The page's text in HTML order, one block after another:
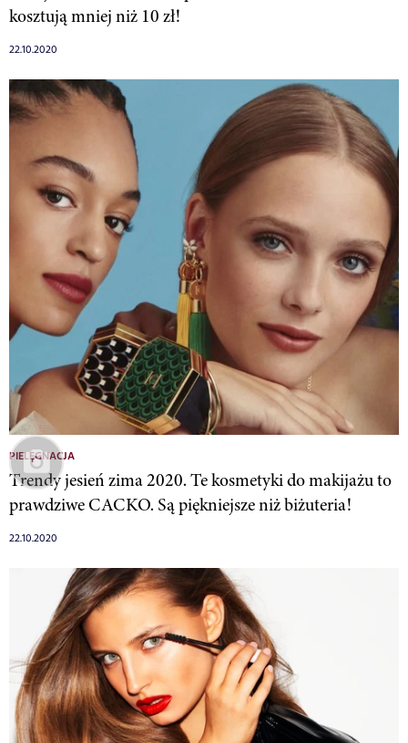
kosztują mniej niż 10 zł!
22.10.2020
PIELĘGNACJA
Trendy jesień zima 2020. Te kosmetyki do makijażu to
prawdziwe CACKO. Są piękniejsze niż biżuteria!
22.10.2020